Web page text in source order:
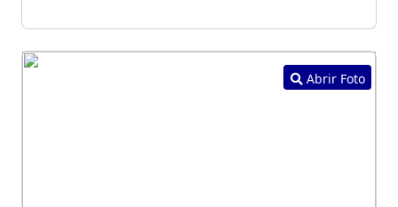
Abrir Foto